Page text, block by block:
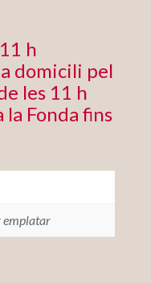
h
domicili pel
les 11 h
la Fonda fins
emplatar